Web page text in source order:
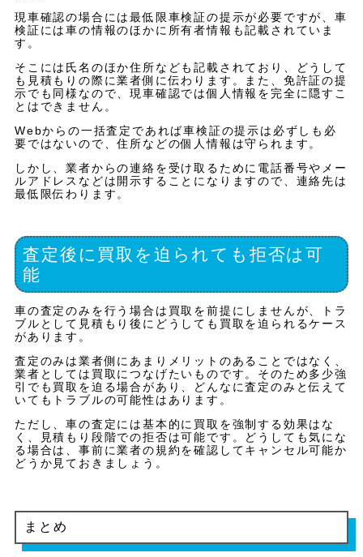
現車確認の場合には最低限車検証の提示が必要ですが、車
検証には車の情報のほかに所有者情報も記載されていま
す。
そこには氏名のほか住所なども記載されており、どうして
も見積もりの際に業者側に伝わります。また、免許証の提
示でも同様なので、現車確認では個人情報を完全に隠すこ
とはできません。
Webからの一括査定であれば車検証の提示は必ずしも必
要ではないので、住所などの個人情報は守られます。
しかし、業者からの連絡を受け取るために電話番号やメー
ルアドレスなどは開示することになりますので、連絡先は
最低限伝わります。
査定後に買取を迫られても拒否は可
能
車の査定のみを行う場合は買取を前提にしませんが、トラ
ブルとして見積もり後にどうしても買取を迫られるケース
があります。
査定のみは業者側にあまりメリットのあることではなく、
業者としては買取につなげたいものです。そのため多少強
引でも買取を迫る場合があり、どんなに査定のみと伝えて
いてもトラブルの可能性はあります。
ただし、車の査定には基本的に買取を強制する効果はな
く、見積もり段階での拒否は可能です。どうしても気にな
る場合は、事前に業者の規約を確認してキャンセル可能か
どうか見ておきましょう。
まとめ